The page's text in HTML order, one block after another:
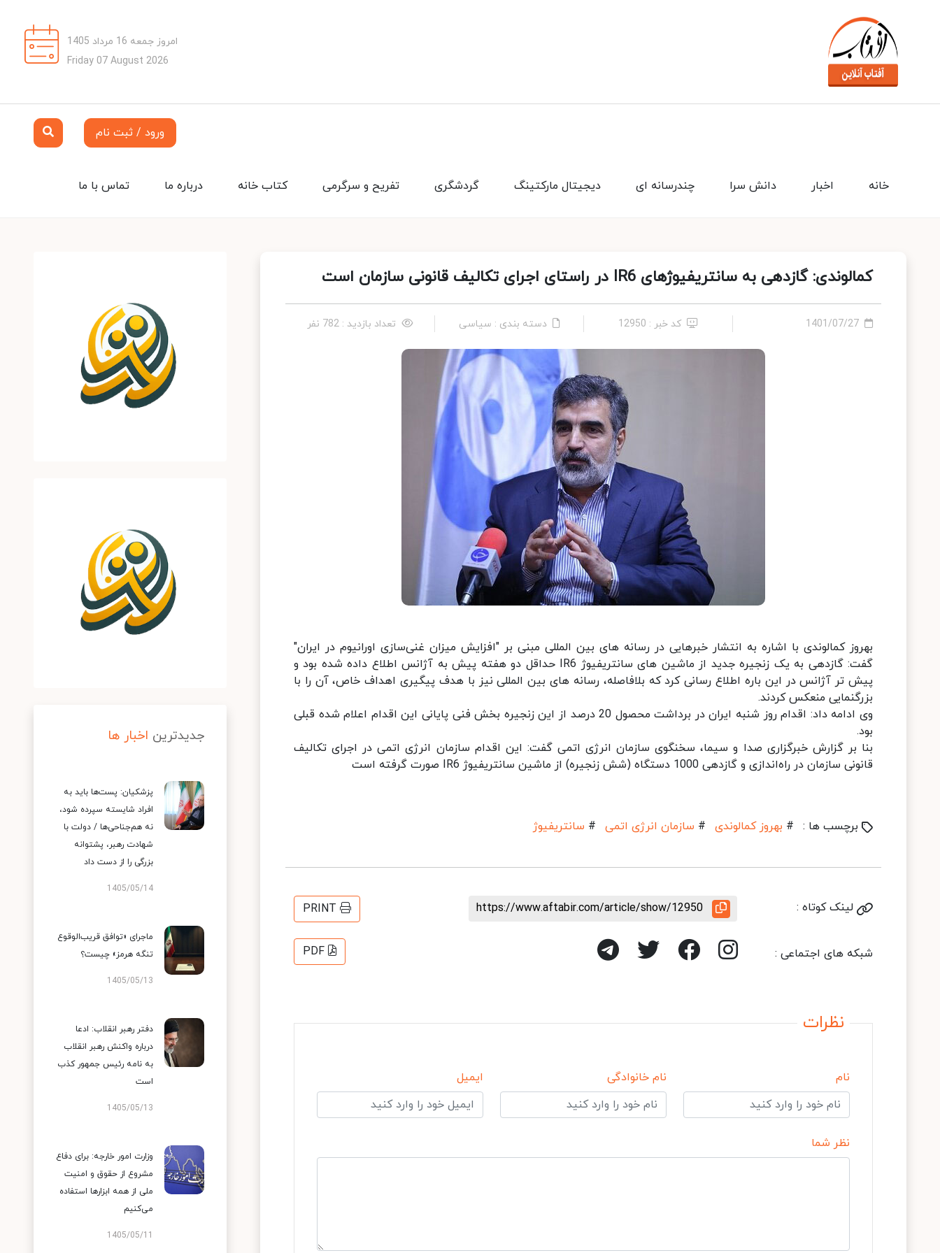
امروز جمعه 16 مرداد 1405
Friday 07 August 2026
ورود / ثبت نام
تماس با ما درباره ما کتاب خانه تفریح و سرگرمی گردشگری دیجیتال مارکتینگ چندرسانه ای دانش سرا اخبار خانه
کمالوندی: گازدهی به سانتریفیوژهای IR6 در راستای اجرای تکالیف قانونی سازمان است
1401/07/27 کد خبر : 12950 دسته بندی : سیاسی تعداد بازدید : 782 نفر
بهروز کمالوندی با اشاره به انتشار خبرهایی در رسانه های بین المللی مبنی بر "افزایش میزان غنی‌سازی اورانیوم در ایران"
گفت: گازدهی به یک زنجیره جدید از ماشین های سانتریفیوژ IR6 حداقل دو هفته پیش به آژانس اطلاع داده شده بود و
پیش تر آژانس در این باره اطلاع رسانی کرد که بلافاصله، رسانه های بین المللی نیز با هدف پیگیری اهداف خاص، آن را با
بزرگنمایی منعکس کردند.
وی ادامه داد: اقدام روز شنبه ایران در برداشت محصول 20 درصد از این زنجیره بخش فنی پایانی این اقدام اعلام شده قبلی
بود.
بنا بر گزارش خبرگزاری صدا و سیما، سخنگوی سازمان انرژی اتمی گفت: این اقدام سازمان انرژی اتمی در اجرای تکالیف
قانونی سازمان در راه‌اندازی و گازدهی 1000 دستگاه (شش زنجیره) از ماشین سانتریفیوژ IR6 صورت گرفته است
برچسب ها : # بهروز کمالوندی # سازمان انرژی اتمی # سانتریفیوژ
لینک کوتاه : https://www.aftabir.com/article/show/12950
PRINT
شبکه های اجتماعی : PDF
نظرات
نام نام خانوادگی ایمیل
نظر شما
جدیدترین اخبار ها
پزشکیان: پست‌ها باید به
افراد شایسته سپرده شود،
نه هم‌جناحی‌ها / دولت با
شهادت رهبر، پشتوانه
بزرگی را از دست داد
1405/05/14
ماجرای «توافق قریب‌الوقوع
تنگه هرمز» چیست؟
1405/05/13
دفتر رهبر انقلاب: ادعا
درباره واکنش رهبر انقلاب
به نامه رئیس جمهور کذب
است
1405/05/13
وزارت امور خارجه: برای دفاع
مشروع از حقوق و امنیت
ملی از همه ابزارها استفاده
می‌کنیم
1405/05/11